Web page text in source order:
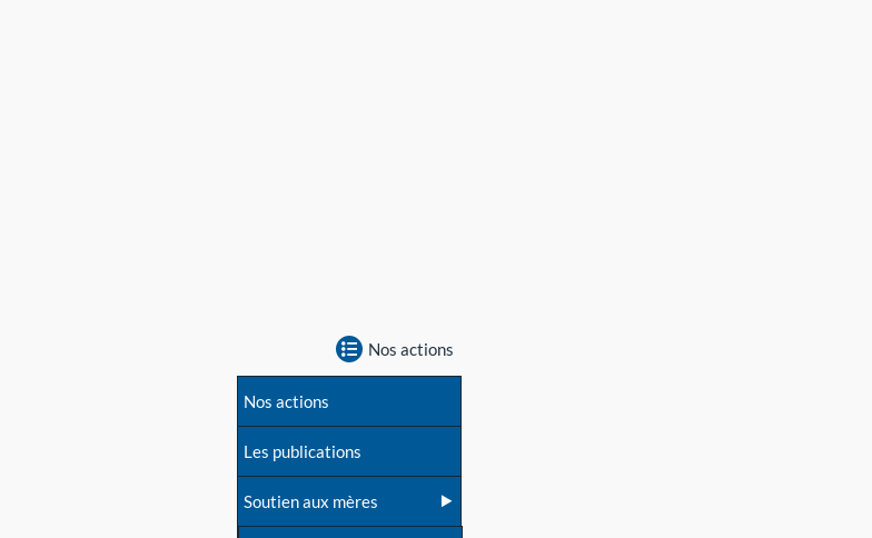
Nos actions
Nos actions
Les publications
Soutien aux mères